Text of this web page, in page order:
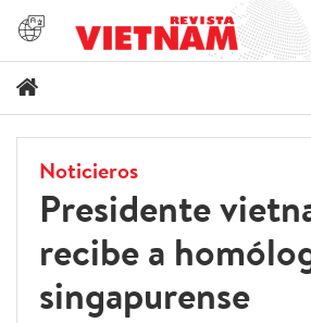
Noticieros
Presidente
recibe a
singapurense